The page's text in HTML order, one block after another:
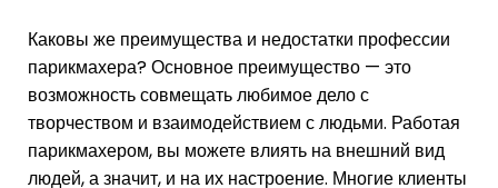
Каковы же преимущества и недостатки профессии
парикмахера? Основное преимущество — это
возможность совмещать любимое дело с
творчеством и взаимодействием с людьми. Работая
парикмахером, вы можете влиять на внешний вид
людей, а значит, и на их настроение. Многие клиенты